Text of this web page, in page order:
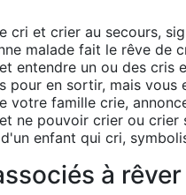
cri et crier au secours,
malade fait le rêve de
entendre un ou des cris
pour en sortir, mais vous
votre famille crie,
ne pouvoir crier ou crier
enfant qui cri,
à